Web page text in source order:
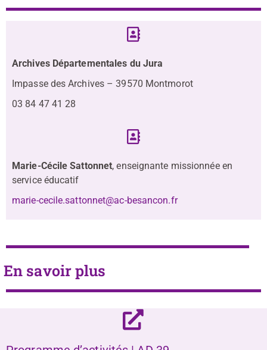
Archives Départementales du Jura
Impasse des Archives – 39570 Montmorot
03 84 47 41 28
Marie-Cécile Sattonnet, enseignante missionnée en
service éducatif
marie-cecile.sattonnet@ac-besancon.fr
En savoir plus